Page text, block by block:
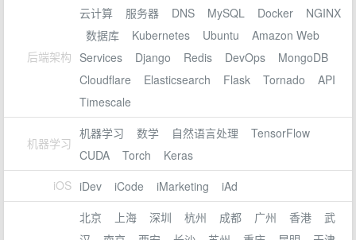
后端架构
云计算 服务器 DNS MySQL Docker
NGINX
数据库
Kubernetes Ubuntu
Amazon Web
Services
Django Redis DevOps
MongoDB
Cloudflare
Elasticsearch Flask Tornado
API
Timescale
机器学习
机器学习 数学 自然语言处理
TensorFlow
CUDA
Torch
Keras
iOS iDev iCode iMarketing
iAd
北京
上海 深圳 杭州 成都 广州 香港
武